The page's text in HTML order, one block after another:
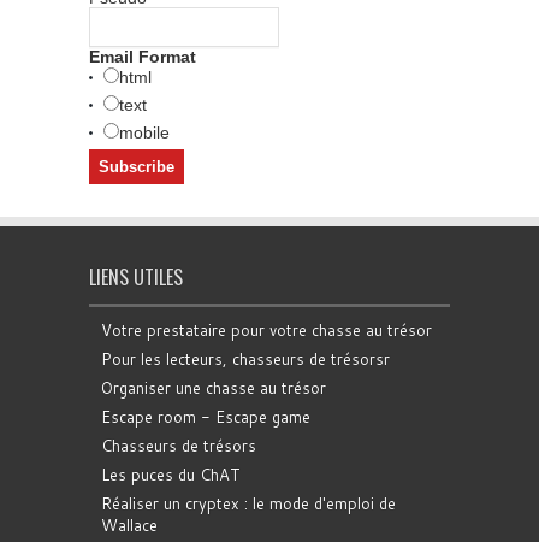
Email Format
html
text
mobile
LIENS UTILES
Votre prestataire pour votre chasse au trésor
Pour les lecteurs, chasseurs de trésorsr
Organiser une chasse au trésor
Escape room - Escape game
Chasseurs de trésors
Les puces du ChAT
Réaliser un cryptex : le mode d'emploi de
Wallace